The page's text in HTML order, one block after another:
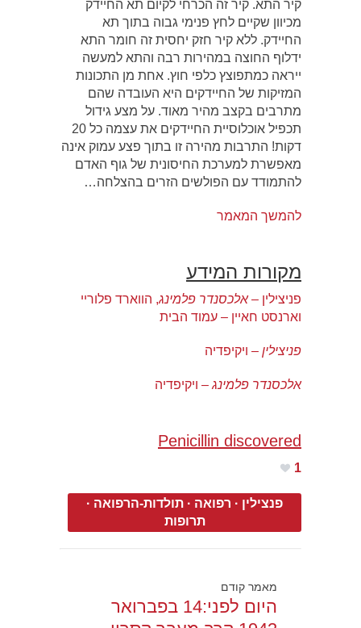
קיר התא. קיר זה הכרחי לקיום תא החיידק
מכיוון שקיים לחץ פנימי גבוה בתוך תא
החיידק. ללא קיר חזק יחסית זה חומר התא
ידלוף החוצה במהירות רבה והתא למעשה
ייראה כמתפוצץ כלפי חוץ. אחת מן התכונות
המזיקות של החיידקים היא העובדה שהם
מתרבים בקצב מהיר מאוד. על מצע גידול
תכפיל אוכלוסיית החיידקים את עצמה כל 20
דקות! התרבות מהירה זו בתוך פצע עמוק אינה
מאפשרת למערכת החיסונית של גוף האדם
להתמודד עם הפולשים הזרים בהצלחה…
להמשך המאמר
מקורות המידע
פניצילין –אלכסנדר פלמינג, הווארד פלוריי
וארנסט חאיין – עמוד הבית
פניצילין – ויקיפדיה
אלכסנדר פלמינג – ויקיפדיה
Penicillin discovered
1
פנצילין · רפואה · תולדות-הרפואה ·
תרופות
מאמר קודם
היום לפני:14 בפברואר